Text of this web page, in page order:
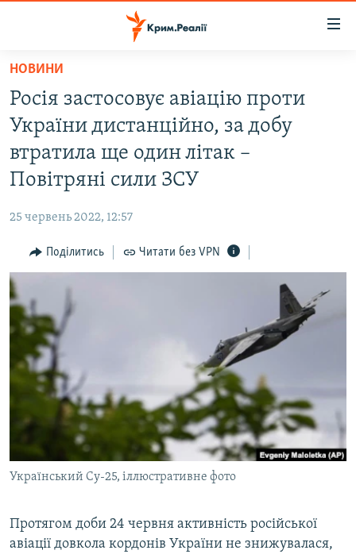
Перейти
основного
матеріалу
Перейти
до
основної
Перейти
пошуку
ВІДЕО ТА ФОТО
ПОЛІТИКА
ПОГЛЯД
ІНТЕРВ'Ю
ВСЕ ЗА ДЕНЬ
СПЕЦПРОЕКТИ
ДЕПОРТАЦІЯ
ВІДЕОУРОКИ «ELIFBE»
СВІДЧЕННЯ ОКУПАЦІЇ
УКРАЇНСЬКА ПРОБЛЕМА КРИМУ
ІНФОГРАФІКА
ЯК ОБІЙТИ БЛОКУВАННЯ
Русский
Qırımtatar
ДОЛУЧАЙСЯ!
Усі сайти RFE/RL
НОВИНИ
Росія застосовує авіацію проти
України дистанційно, за добу
втратила ще один літак –
Повітряні сили ЗСУ
25 червень 2022, 12:57
Поділитись Читати без VPN
Український Су-25, іллюстративне фото
Протягом доби 24 червня активність російської
авіації довкола кордонів України не знижувалася,